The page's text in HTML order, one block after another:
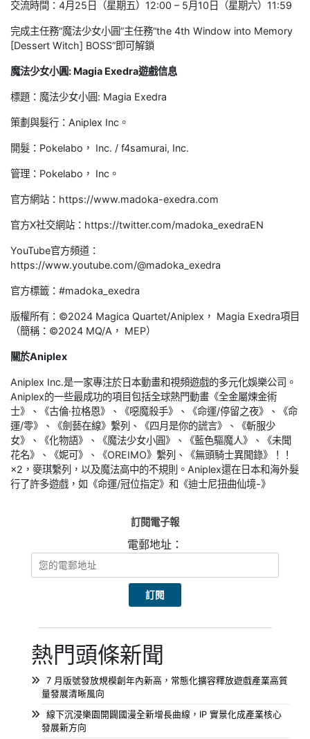
交流時間：4月25日（星期五）12:00 – 5月10日（星期六）11:59
完成主任務“魔法少女小圓”主任務“the 4th Window into Memory
[Dessert Witch] BOSS”即可解鎖
魔法少女小圓: Magia Exedra遊戲信息
標題：魔法少女小圓: Magia Exedra
策劃與髮行：Aniplex Inc。
開髮：Pokelabo， Inc. / f4samurai, Inc.
管理：Pokelabo， Inc。
官方網站：https://www.madoka-exedra.com
官方X社交網站：https://twitter.com/madoka_exedraEN
YouTube官方頻道：
https://www.youtube.com/@madoka_exedra
官方標籤：#madoka_exedra
版權所有：©2024 Magica Quartet/Aniplex， Magia Exedra項目
（簡稱：©2024 MQ/A， MEP）
關於Aniplex
Aniplex Inc.是一家專注於日本動畫和視頻遊戲的多元化娛樂公司。
Aniplex的一些最成功的項目包括全球熱門動畫《全金屬煉金術
士》、《古倫·拉格恩》、《噁魔殺手》、《命運/停留之夜》、《命
運/零》、《劍藝在線》繫列、《四月是你的謊言》、《斬服少
女》、《化物語》、《魔法少女小圓》、《藍色驅魔人》、《未聞
花名》、《妮可》、《OREIMO》繫列、《無頭騎士異聞錄》！！
×2，麥琪繫列，以及魔法高中的不規則。Aniplex還在日本和海外髮
行了許多遊戲，如《命運/冠位指定》和《迪士尼扭曲仙境-》
訂閱電子報
電郵地址：
熱門頭條新聞
7 月版號發放規模創年內新高，常態化擴容釋放遊戲產業高質
量發展清晰風向
線下沉浸樂園開闢國漫全新增長曲線，IP 實景化成產業核心
發展新方向